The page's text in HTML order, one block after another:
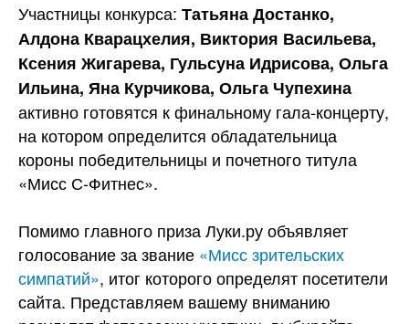
Правила магазина
Контакты
Вакансии
Участницы конкурса: Татьяна Достанко,
Алдона Кварацхелия, Виктория Васильева,
Ксения Жигарева, Гульсуна Идрисова, Ольга
Ильина, Яна Курчикова, Ольга Чупехина
активно готовятся к финальному гала-концерту,
на котором определится обладательница
короны победительницы и почетного титула
«Мисс С-Фитнес».
Помимо главного приза Луки.ру объявляет
голосование за звание «Мисс зрительских
симпатий», итог которого определят посетители
сайта. Представляем вашему вниманию